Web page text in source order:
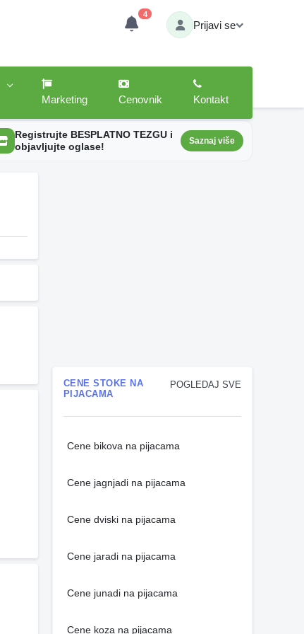
4
Prijavi se
Marketing
Cenovnik Kontakt
Registrujte BESPLATNO TEZGU i
objavljujte oglase!
Saznaj više
POGLEDAJ SVE
CENE STOKE NA
PIJACAMA
Cene bikova na pijacama
Cene jagnjadi na pijacama
Cene dviski na pijacama
Cene jaradi na pijacama
Cene junadi na pijacama
Cene koza na pijacama